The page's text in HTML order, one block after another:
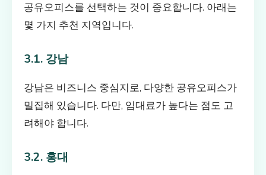
공유오피스를 선택하는 것이 중요합니다. 아래는
몇 가지 추천 지역입니다.
3.1. 강남
강남은 비즈니스 중심지로, 다양한 공유오피스가
밀집해 있습니다. 다만, 임대료가 높다는 점도 고
려해야 합니다.
3.2. 홍대